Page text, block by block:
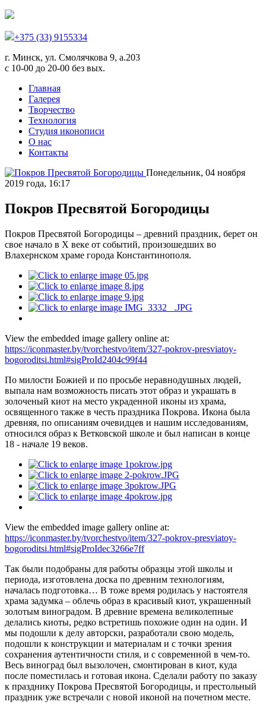
+375 (33) 9155334
г. Минск, ул. Смолячкова 9, а.203
с 10-00 до 20-00 без вых.
Главная
Галерея
Творчество
Технология
Студия иконописи
О нас
Контакты
Понедельник, 04 ноября
2019 года, 16:17
Покров Пресвятой Богородицы
Покров Пресвятой Богородицы – древний праздник, берет он
свое начало в Х веке от событий, произошедших во
Влахернском храме города Константинополя.
View the embedded image gallery online at:
https://iconmaster.by/tvorchestvo/item/327-pokrov-presviatoy-
bogoroditsi.html#sigProId2404c99f44
По милости Божией и по просьбе неравнодушных людей,
выпала нам возможность писать этот образ и украшать в
золоченый киот на место украденной иконы из храма,
освященного также в честь праздника Покрова. Икона была
древняя, по описаниям очевидцев и нашим исследованиям,
относился образ к Ветковской школе и был написан в конце
18 - начале 19 веков.
View the embedded image gallery online at:
https://iconmaster.by/tvorchestvo/item/327-pokrov-presviatoy-
bogoroditsi.html#sigProIdec3266e7ff
Так были подобраны для работы образцы этой школы и
периода, изготовлена доска по древним технологиям,
началась подготовка… В тоже время родилась у настоятеля
храма задумка – облечь образ в красивый киот, украшенный
золотым виноградом. В древние времена великолепные
делались киоты, редко встретишь похожие один на один. И
мы подошли к делу авторски, разработали свою модель,
подошли к конструкции и материалам и с точки зрения
сохранения аутентичности стиля, и с современной в чем-то.
Весь виноград был вызолочен, смонтирован в киот, куда
после поместилась и готовая икона. Сделали работу по заказу
к празднику Покрова Пресвятой Богородицы, и престольный
праздник уже встречали с новой иконой на почетном месте.